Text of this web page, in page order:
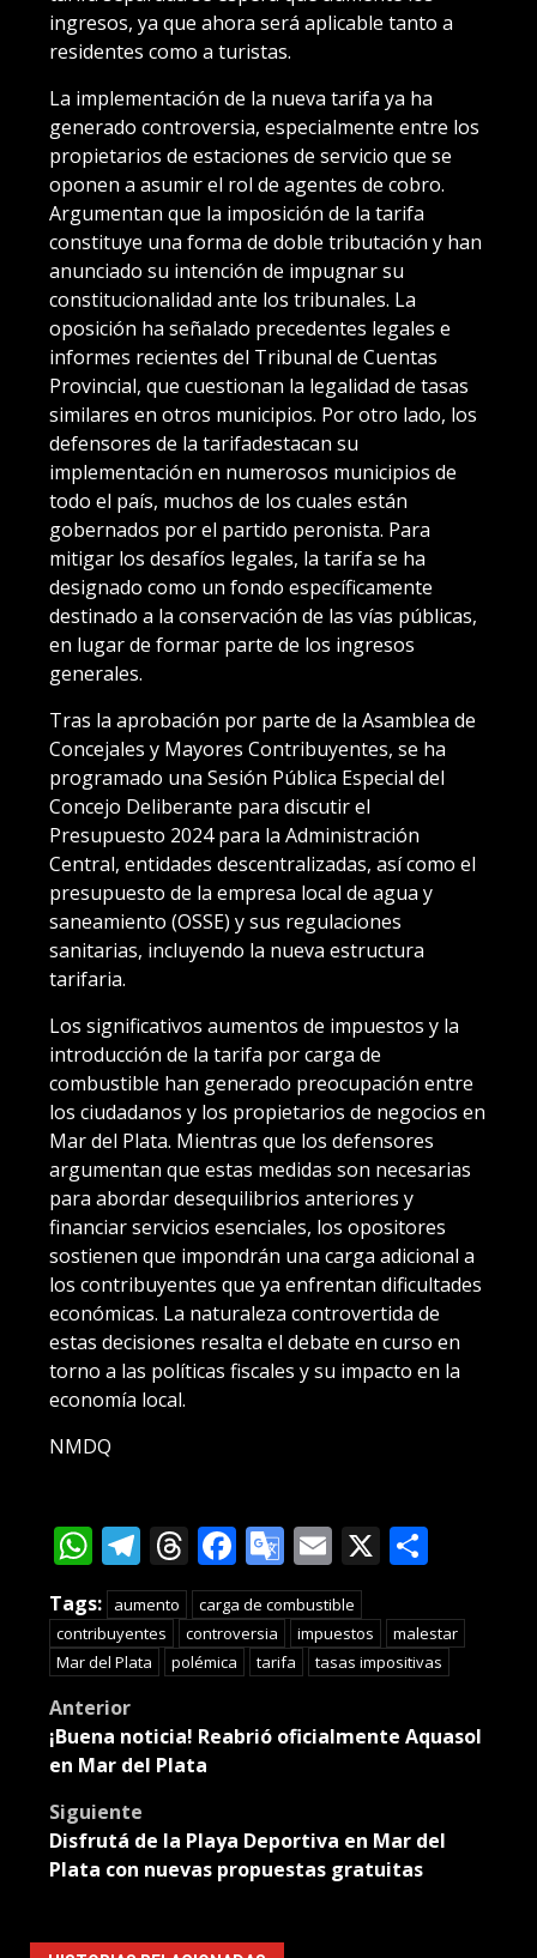
ingresos, ya que ahora será aplicable tanto a
residentes como a turistas.
La implementación de la nueva tarifa ya ha
generado controversia, especialmente entre los
propietarios de estaciones de servicio que se
oponen a asumir el rol de agentes de cobro.
Argumentan que la imposición de la tarifa
constituye una forma de doble tributación y han
anunciado su intención de impugnar su
constitucionalidad ante los tribunales. La
oposición ha señalado precedentes legales e
informes recientes del Tribunal de Cuentas
Provincial, que cuestionan la legalidad de tasas
similares en otros municipios. Por otro lado, los
defensores de la tarifadestacan su
implementación en numerosos municipios de
todo el país, muchos de los cuales están
gobernados por el partido peronista. Para
mitigar los desafíos legales, la tarifa se ha
designado como un fondo específicamente
destinado a la conservación de las vías públicas,
en lugar de formar parte de los ingresos
generales.
Tras la aprobación por parte de la Asamblea de
Concejales y Mayores Contribuyentes, se ha
programado una Sesión Pública Especial del
Concejo Deliberante para discutir el
Presupuesto 2024 para la Administración
Central, entidades descentralizadas, así como el
presupuesto de la empresa local de agua y
saneamiento (OSSE) y sus regulaciones
sanitarias, incluyendo la nueva estructura
tarifaria.
Los significativos aumentos de impuestos y la
introducción de la tarifa por carga de
combustible han generado preocupación entre
los ciudadanos y los propietarios de negocios en
Mar del Plata. Mientras que los defensores
argumentan que estas medidas son necesarias
para abordar desequilibrios anteriores y
financiar servicios esenciales, los opositores
sostienen que impondrán una carga adicional a
los contribuyentes que ya enfrentan dificultades
económicas. La naturaleza controvertida de
estas decisiones resalta el debate en curso en
torno a las políticas fiscales y su impacto en la
economía local.
NMDQ
WhatsApp
Telegram
Threads
Facebook
Google
Translate
Email
X
Tags: aumento
carga de combustible
contribuyentes
controversia impuestos
malestar
Mar del Plata
polémica tarifa tasas impositivas
Post
navigation
Anterior
¡Buena noticia! Reabrió oficialmente Aquasol
en Mar del Plata
Siguiente
Disfrutá de la Playa Deportiva en Mar del
Plata con nuevas propuestas gratuitas